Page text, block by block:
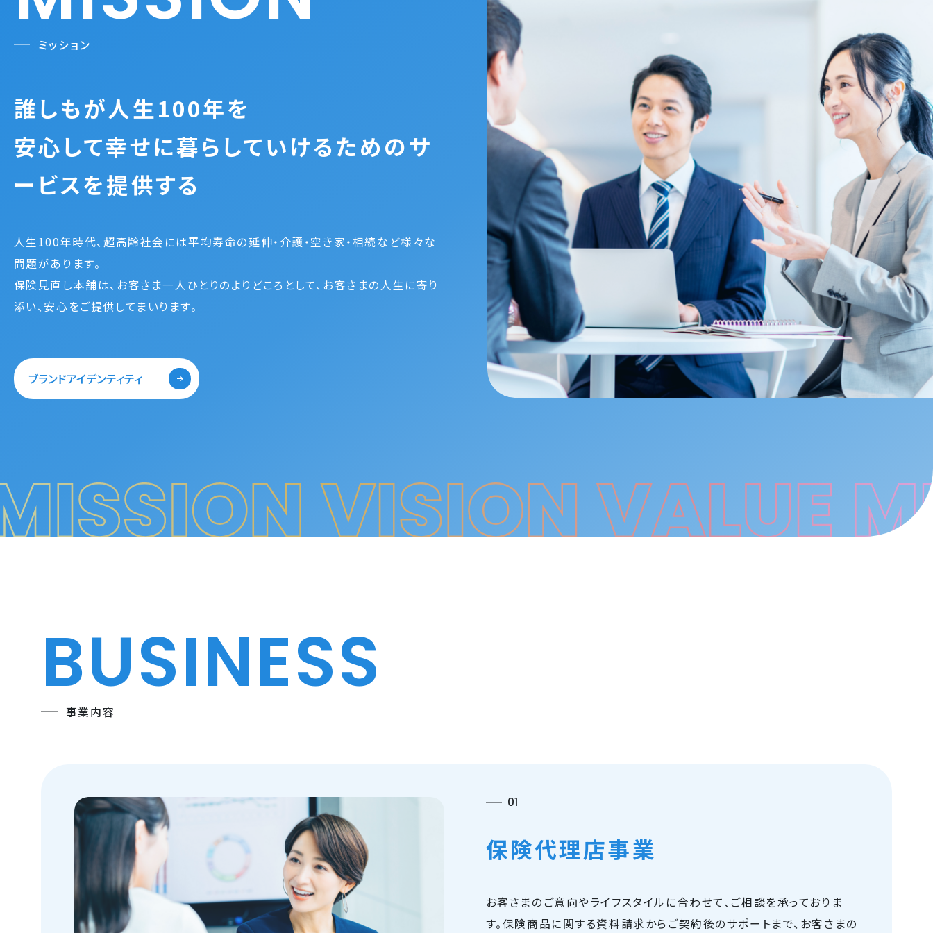
ミッション
誰しもが人生100年を
安心して幸せに暮らしていけるためのサ
ービスを提供する
人生100年時代、超高齢社会には平均寿命の延伸・介護・空き家・相続など様々な
問題があります。
保険見直し本舗は、お客さま一人ひとりのよりどころとして、お客さまの人生に寄り
添い、安心をご提供してまいります。
ブランドアイデンティティ
BUSINESS
事業内容
01
保険代理店事業
お客さまのご意向やライフスタイルに合わせて、ご相談を承っておりま
す。保険商品に関する資料請求からご契約後のサポートまで、お客さまの